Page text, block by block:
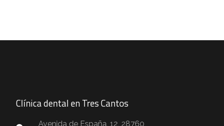
Clínica dental en Tres Cantos
Avenida de España, 12, 28760